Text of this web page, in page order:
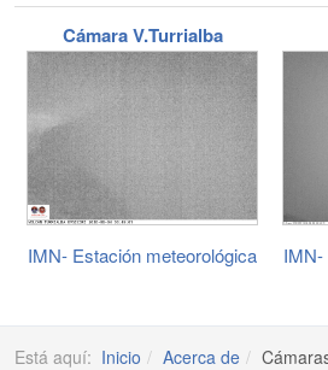
Cámara V.Turrialba
IMN- Estación meteorológica IMN-
Está aquí: Inicio Acerca de